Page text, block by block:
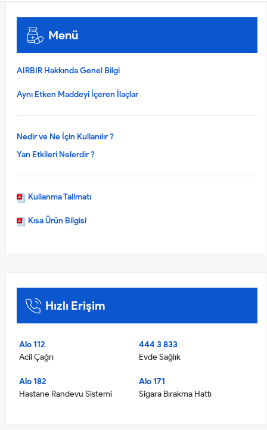
Menü
AIRBIR Hakkında Genel Bilgi
Aynı Etken Maddeyi İçeren İlaçlar
Nedir ve Ne İçin Kullanılır ?
Yan Etkileri Nelerdir ?
Kullanma Talimatı
Kısa Ürün Bilgisi
Hızlı Erişim
Alo 112
Acil Çağrı
444 3 833
Evde Sağlık
Alo 182
Hastane Randevu Sistemi
Alo 171
Sigara Bırakma Hattı